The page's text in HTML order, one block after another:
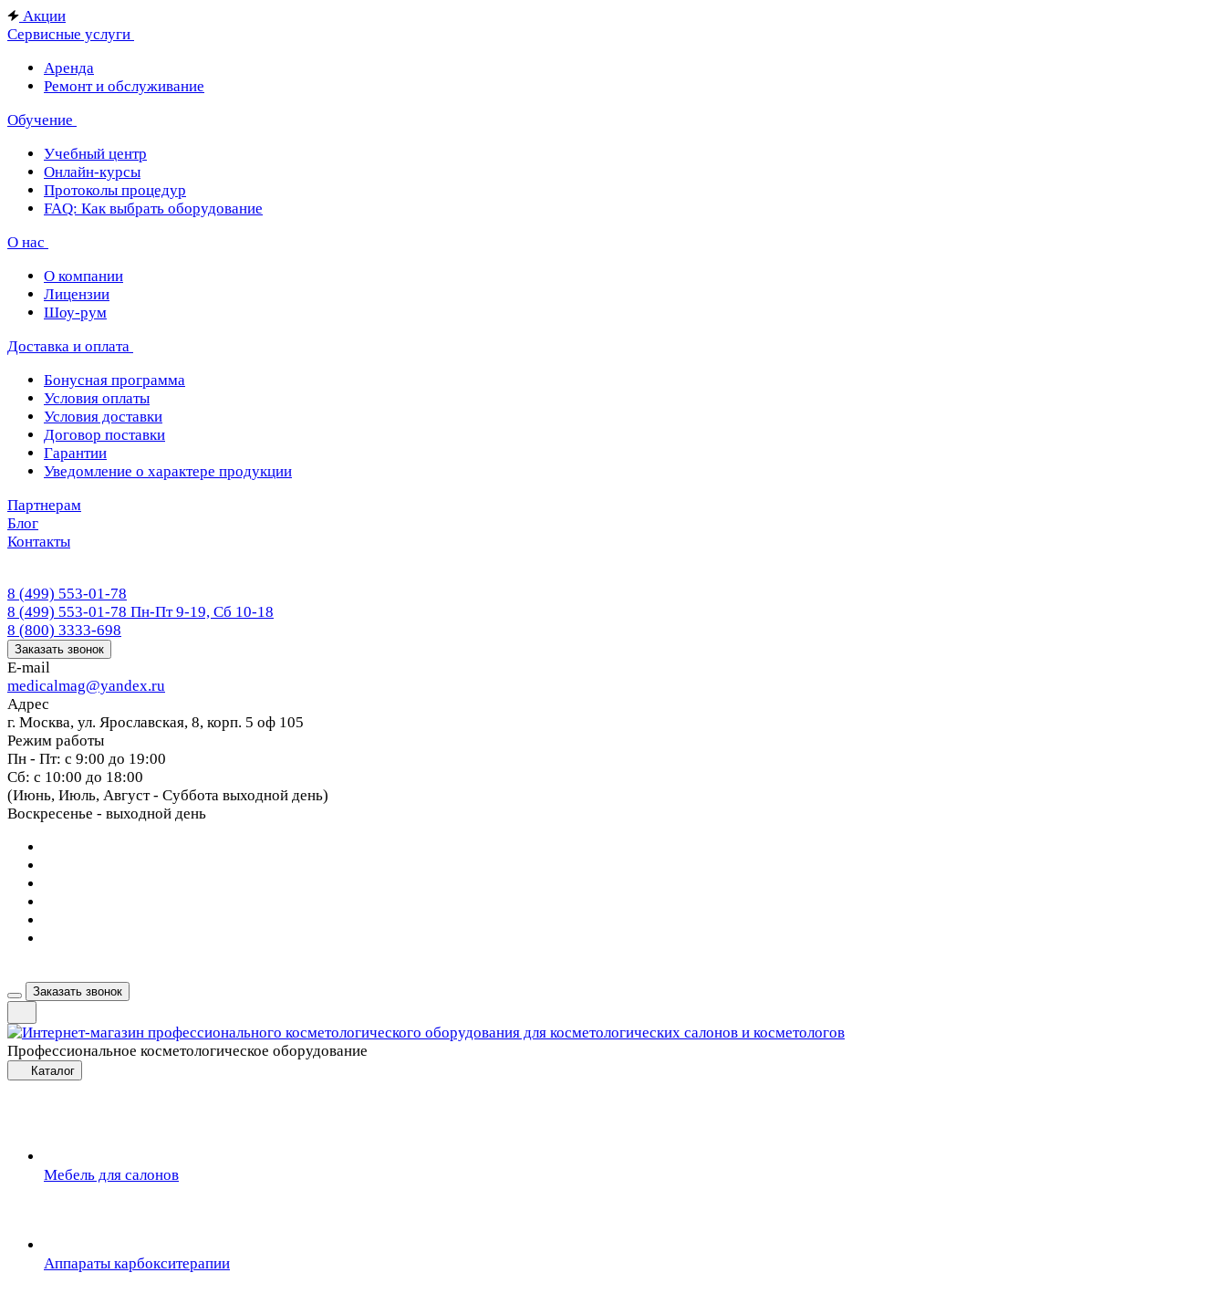
Акции
Сервисные услуги
Аренда
Ремонт и обслуживание
Обучение
Учебный центр
Онлайн-курсы
Протоколы процедур
FAQ: Как выбрать оборудование
О нас
О компании
Лицензии
Шоу-рум
Доставка и оплата
Бонусная программа
Условия оплаты
Условия доставки
Договор поставки
Гарантии
Уведомление о характере продукции
Партнерам
Блог
Контакты
8 (499) 553-01-78
8 (499) 553-01-78 Пн-Пт 9-19, Сб 10-18
8 (800) 3333-698
Заказать звонок
E-mail
medicalmag@yandex.ru
Адрес
г. Москва, ул. Ярославская, 8, корп. 5 оф 105
Режим работы
Пн - Пт: с 9:00 до 19:00
Сб: с 10:00 до 18:00
(Июнь, Июль, Август - Суббота выходной день)
Воскресенье - выходной день
Заказать звонок
Профессиональное косметологическое оборудование
Каталог
Мебель для салонов
Аппараты карбокситерапии